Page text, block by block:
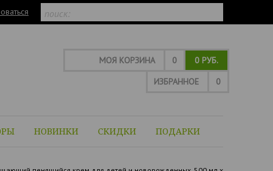
МОЯ КОРЗИНА 0
0 РУБ.
ИЗБРАННОЕ
0
НОВИНКИ СКИДКИ ПОДАРКИ